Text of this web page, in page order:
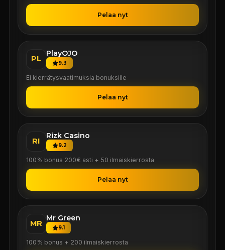
Pelaa nyt
PL
PlayOJO
9.3
Ei kierrätysvaatimuksia bonuksille
Pelaa nyt
RI
Rizk Casino
9.2
100% bonus 200€ asti + 50 ilmaiskierrosta
Pelaa nyt
MR
Mr Green
9.1
100% bonus + 200 ilmaiskierrosta